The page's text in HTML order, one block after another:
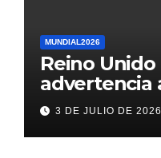
MUNDIAL2026
Reino Unido
advertencia
antes del
Inglaterra
3 DE JULIO DE 2026